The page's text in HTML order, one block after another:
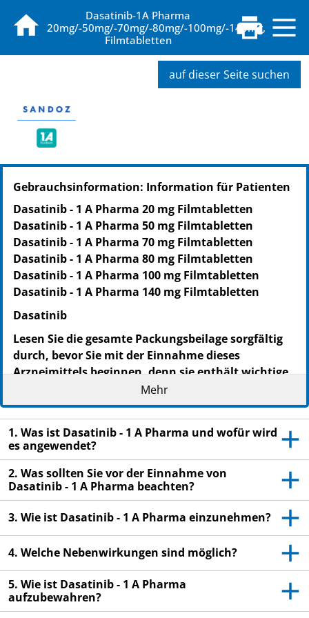
Dasatinib-1A Pharma
20mg/-50mg/-70mg/-80mg/-100mg/-140mg,
Filmtabletten
auf dieser Seite suchen
PZN: 16755404
PPN: 111675540458
Gebrauchsinformation: Information für Patienten
Dasatinib - 1 A Pharma 20 mg Filmtabletten
Dasatinib - 1 A Pharma 50 mg Filmtabletten
Dasatinib - 1 A Pharma 70 mg Filmtabletten
Dasatinib - 1 A Pharma 80 mg Filmtabletten
Dasatinib - 1 A Pharma 100 mg Filmtabletten
Dasatinib - 1 A Pharma 140 mg Filmtabletten
Dasatinib
Lesen Sie die gesamte Packungsbeilage sorgfältig
durch, bevor Sie mit der Einnahme dieses
Arzneimittels beginnen, denn sie enthält wichtige
Heben Sie die Packungsbeilage auf. Vielleicht
möchten Sie diese später nochmals lesen.
Wenn Sie weitere Fragen haben, wenden Sie sich
an Ihren Arzt oder Apotheker.
Dieses Arzneimittel wurde Ihnen persönlich
verschrieben. Geben Sie es nicht an Dritte weiter.
Es kann anderen Menschen schaden, auch wenn
diese die gleichen Beschwerden haben wie Sie.
Wenn Sie Nebenwirkungen bemerken, wenden Sie
sich an Ihren Arzt oder Apotheker. Dies gilt auch
für Nebenwirkungen, die nicht in dieser
Packungsbeilage angegeben sind. Siehe Abschnitt
Mehr
1. Was ist Dasatinib - 1 A Pharma und wofür wird
es angewendet?
2. Was sollten Sie vor der Einnahme von
Dasatinib - 1 A Pharma beachten?
3. Wie ist Dasatinib - 1 A Pharma einzunehmen?
4. Welche Nebenwirkungen sind möglich?
5. Wie ist Dasatinib - 1 A Pharma
aufzubewahren?